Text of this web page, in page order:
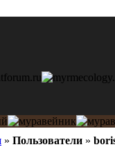
» Пользователи »